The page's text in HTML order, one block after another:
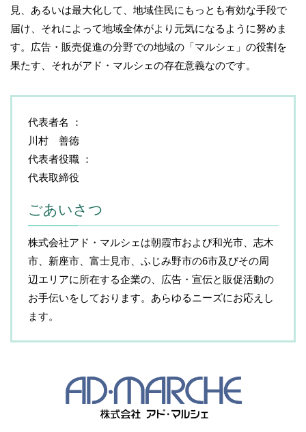
見、あるいは最大化して、地域住民にもっとも有効な手段で
届け、それによって地域全体がより元気になるように努めま
す。広告・販売促進の分野での地域の「マルシェ」の役割を
果たす、それがアド・マルシェの存在意義なのです。
代表者名
川村 善徳
代表者役職
代表取締役
ごあいさつ
株式会社アド・マルシェは朝霞市および和光市、志木
市、新座市、富士見市、ふじみ野市の6市及びその周
辺エリアに所在する企業の、広告・宣伝と販促活動の
お手伝いをしております。あらゆるニーズにお応えし
ます。